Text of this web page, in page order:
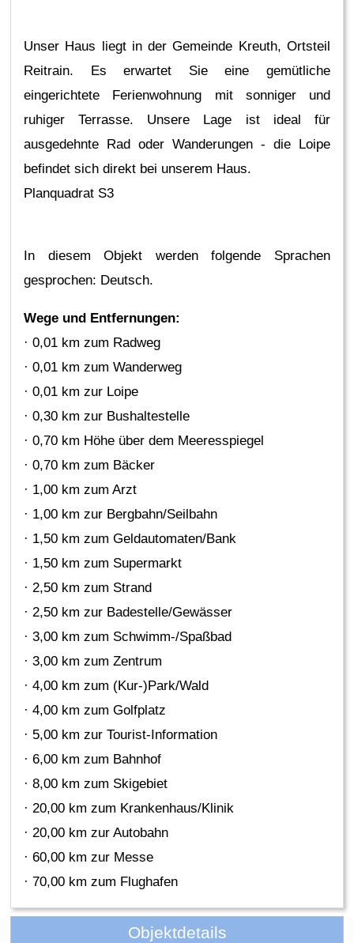
Unser Haus liegt in der Gemeinde Kreuth, Ortsteil
Reitrain. Es erwartet Sie eine gemütliche
eingerichtete Ferienwohnung mit sonniger und
ruhiger Terrasse. Unsere Lage ist ideal für
ausgedehnte Rad oder Wanderungen - die Loipe
befindet sich direkt bei unserem Haus.
Planquadrat S3
In diesem Objekt werden folgende Sprachen
gesprochen: Deutsch.
Wege und Entfernungen:
· 0,01 km zum Radweg
· 0,01 km zum Wanderweg
· 0,01 km zur Loipe
· 0,30 km zur Bushaltestelle
· 0,70 km Höhe über dem Meeresspiegel
· 0,70 km zum Bäcker
· 1,00 km zum Arzt
· 1,00 km zur Bergbahn/Seilbahn
· 1,50 km zum Geldautomaten/Bank
· 1,50 km zum Supermarkt
· 2,50 km zum Strand
· 2,50 km zur Badestelle/Gewässer
· 3,00 km zum Schwimm-/Spaßbad
· 3,00 km zum Zentrum
· 4,00 km zum (Kur-)Park/Wald
· 4,00 km zum Golfplatz
· 5,00 km zur Tourist-Information
· 6,00 km zum Bahnhof
· 8,00 km zum Skigebiet
· 20,00 km zum Krankenhaus/Klinik
· 20,00 km zur Autobahn
· 60,00 km zur Messe
· 70,00 km zum Flughafen
Objektdetails